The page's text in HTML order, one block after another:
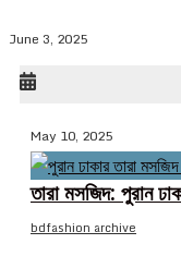
June 3, 2025
May 10, 2025
তারা মসজিদ: পুরান
bdfashion archive